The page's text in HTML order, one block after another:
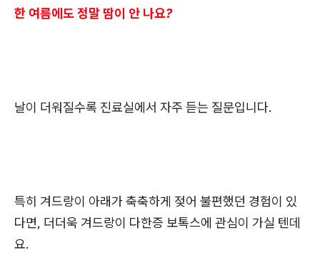
한 여름에도 정말 땀이 안 나요?
날이 더워질수록 진료실에서 자주 듣는 질문입니다.
특히 겨드랑이 아래가 축축하게 젖어 불편했던 경험이 있
다면, 더더욱 겨드랑이 다한증 보톡스에 관심이 가실 텐데
요.